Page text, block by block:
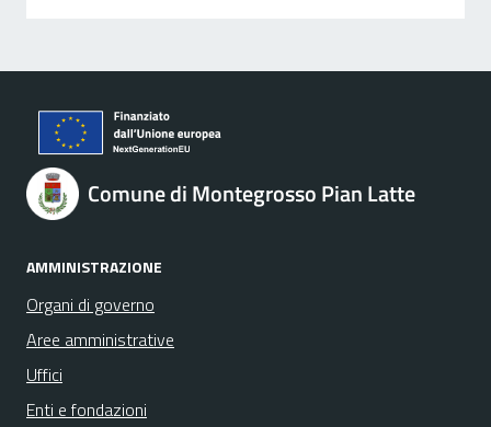
Comune di Montegrosso Pian Latte
AMMINISTRAZIONE
Organi di governo
Aree amministrative
Uffici
Enti e fondazioni